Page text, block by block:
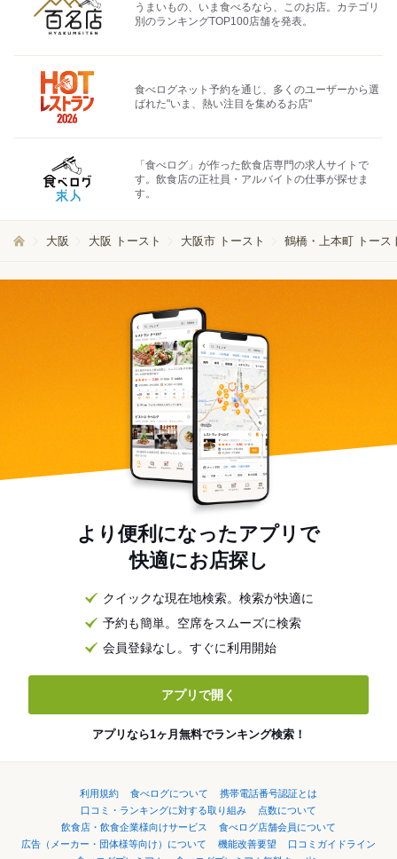
うまいもの、いま食べるなら、このお店。カテゴリ
別のランキングTOP100店舗を発表。
食べログネット予約を通じ、多くのユーザーから選
ばれた"いま、熱い注目を集めるお店"
「食べログ」が作った飲食店専門の求人サイトで
す。飲食店の正社員・アルバイトの仕事が探せま
す。
大阪 大阪 トースト 大阪市 トースト 鶴橋・上本町 トース
より便利になったアプリで
快適にお店探し
クイックな現在地検索。検索が快適に
予約も簡単。空席をスムーズに検索
会員登録なし。すぐに利用開始
アプリで開く
アプリなら1ヶ月無料でランキング検索！
利用規約 食べログについて
携帯電話番号認証とは
口コミ・ランキングに対する取り組み
点数について
飲食店・飲食企業様向けサービス
食べログ店舗会員について
広告（メーカー・団体様等向け）について
機能改善要望
口コミガイドライン